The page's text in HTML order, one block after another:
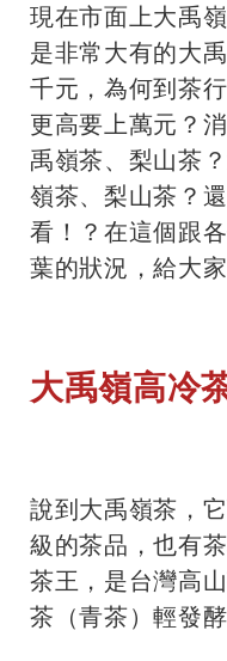
現在市面上大禹
是非常大有的大
千元，為何到茶
更高要上萬元？
禹嶺茶、梨山茶
嶺茶、梨山茶？
看！？在這個跟
葉的狀況，給大
大禹嶺高冷
說到大禹嶺茶，
級的茶品，也有
茶王，是台灣高
茶（青茶）輕發